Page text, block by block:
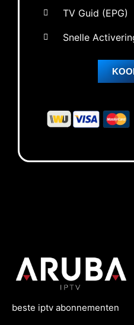
TV Guid (EPG)
Snelle
beste iptv abonnementen